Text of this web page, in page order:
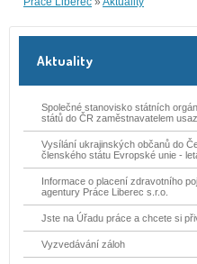
Aktuality
Společné stanovisko státních
států do ČR zaměstnavatelem
Vysílání ukrajinských občanů do
členského státu Evropské unie -
Informace o placení zdravotního
agentury Práce Liberec s.r.o.
Jste na Úřadu práce a chcete si
Vyzvedávání záloh